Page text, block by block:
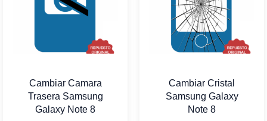
Cambiar Camara
Trasera Samsung
Galaxy Note 8
Cambiar Cristal
Samsung Galaxy
Note 8